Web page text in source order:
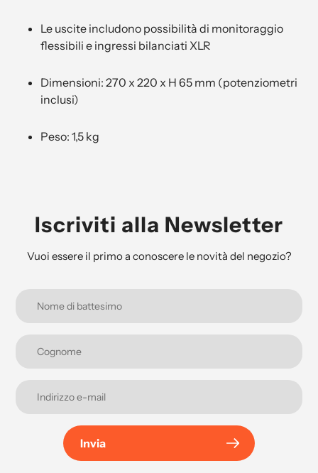
Le uscite includono possibilità di monitoraggio
flessibili e ingressi bilanciati XLR
Dimensioni: 270 x 220 x H 65 mm (potenziometri
inclusi)
Peso: 1,5 kg
Iscriviti alla Newsletter
Vuoi essere il primo a conoscere le novità del negozio?
Invia